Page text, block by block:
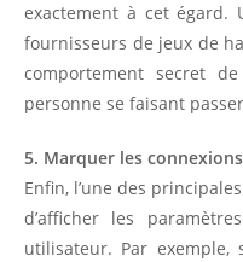
exactement à cet égard.
fournisseurs de jeux de
comportement secret
personne se faisant
5. Marquer les
Enfin, l’une des
d’afficher les
utilisateur. Par